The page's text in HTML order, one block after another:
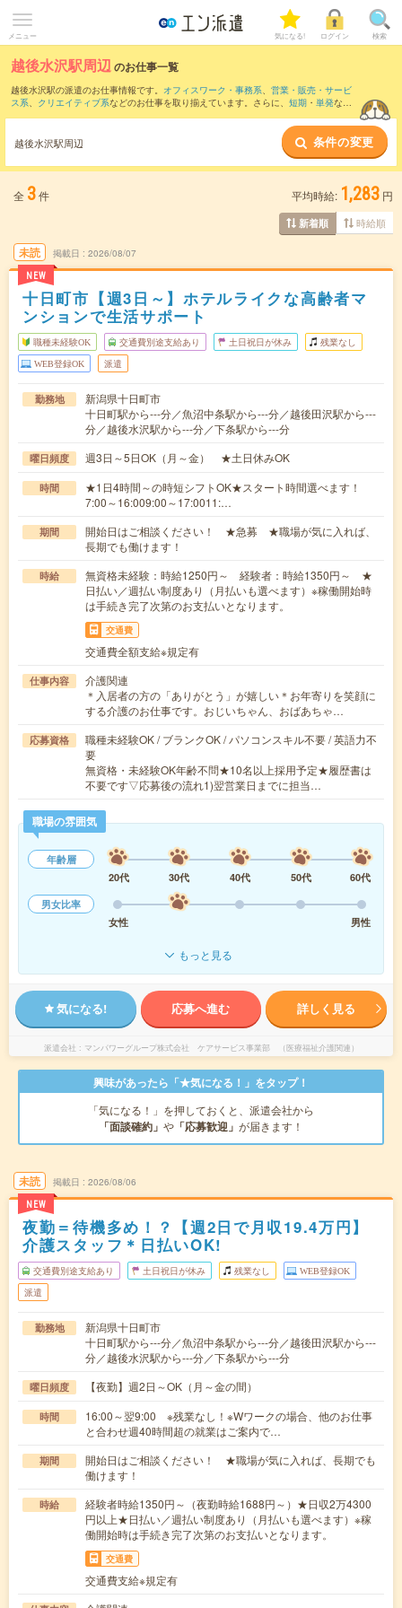
メニュー 気になる! ログイン 検索
越後水沢駅周辺のお仕事一覧
越後水沢駅の派遣のお仕事情報です。 オフィスワーク・事務系、 営業・販売・サービ
ス系、 クリエイティブ系などのお仕事を取り揃えています。さらに、 短期 ・ 単発など
また、十日町駅・ 上越国際スキー場前駅など近隣
駅のお仕事もご確認いただけます。
越後水沢駅周辺 条件の変更
全 3件 平均時給: 1,283 円
新着順 時給順
未読
NEW
掲載日 2026/08/07
十日町市【週3日～】ホテルライクな高齢者マ
ンションで生活サポート
職種未経験OK 交通費別途支給あり 土日祝日が休み 残業なし
WEB登録OK 派遣
勤務地
新潟県十日町市
十日町駅から---分／魚沼中条駅から---分／越後田沢駅から---
分／越後水沢駅から---分／下条駅から---分
曜日頻度 週3日～5日OK（月～金） ★土日休みOK
時間
★1日4時間～の時短シフトOK★スタート時間選べます！
7:00～16:009:00～17:0011:…
期間
開始日はご相談ください！ ★急募 ★職場が気に入れば、
長期でも働けます！
時給
無資格未経験：時給1250円～ 経験者：時給1350円～ ★
日払い／週払い制度あり（月払いも選べます）※稼働開始時
は手続き完了次第のお支払いとなります。
交通費
交通費全額支給※規定有
仕事内容
介護関連
＊入居者の方の「ありがとう」が嬉しい＊お年寄りを笑顔に
する介護のお仕事です。おじいちゃん、おばあちゃ…
応募資格
職種未経験OK / ブランクOK / パソコンスキル不要 / 英語力不
要
無資格・未経験OK年齢不問★10名以上採用予定★履歴書は
不要です▽応募後の流れ1)翌営業日までに担当…
職場の雰囲気
年齢層
20代
30代 40代 50代
60代
男女比率
女性
男性
もっと見る
気になる! 応募へ進む 詳しく見る
派遣会社 マンパワーグループ株式会社 ケアサービス事業部 （医療福祉介護関連）
興味があったら「★気になる！」をタップ！
「気になる！」を押しておくと、派遣会社から
「面談確約」 や 「応募歓迎」 が届きます！
未読
NEW
掲載日 2026/08/06
夜勤＝待機多め！？【週2日で月収19.4万円】
介護スタッフ＊日払いOK!
交通費別途支給あり 土日祝日が休み 残業なし WEB登録OK
派遣
勤務地
新潟県十日町市
十日町駅から---分／魚沼中条駅から---分／越後田沢駅から---
分／越後水沢駅から---分／下条駅から---分
曜日頻度 【夜勤】週2日～OK（月～金の間）
時間
16:00～翌9:00 ※残業なし！※Wワークの場合、他のお仕事
と合わせ週40時間超の就業はご案内で…
期間
開始日はご相談ください！ ★職場が気に入れば、長期でも
働けます！
時給
経験者時給1350円～（夜勤時給1688円～）★日収2万4300
円以上★日払い／週払い制度あり（月払いも選べます）※稼
働開始時は手続き完了次第のお支払いとなります。
交通費
交通費支給※規定有